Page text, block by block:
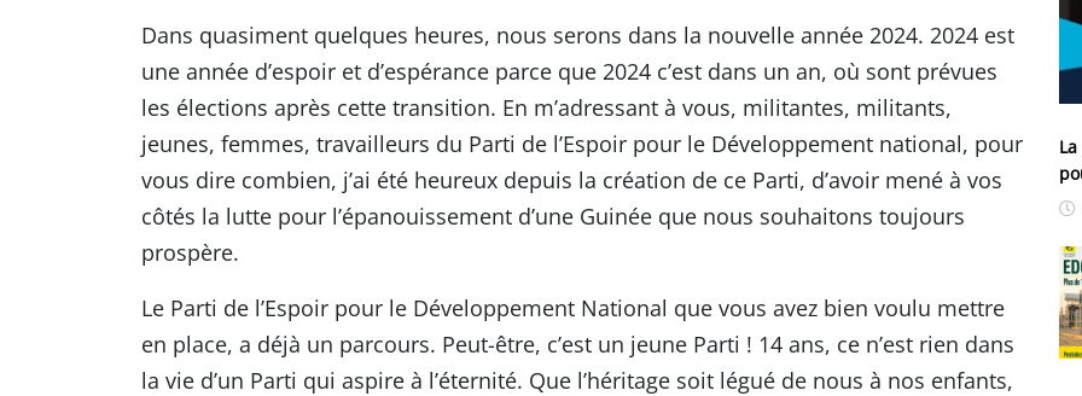
Dans quasiment quelques heures, nous serons dans la nouvelle année 2024. 2024 est
une année d’espoir et d’espérance parce que 2024 c’est dans un an, où sont prévues
les élections après cette transition. En m’adressant à vous, militantes, militants,
jeunes, femmes, travailleurs du Parti de l’Espoir pour le Développement national, pour
vous dire combien, j’ai été heureux depuis la création de ce Parti, d’avoir mené à vos
côtés la lutte pour l’épanouissement d’une Guinée que nous souhaitons toujours
prospère.
Le Parti de l’Espoir pour le Développement National que vous avez bien voulu mettre
en place, a déjà un parcours. Peut-être, c’est un jeune Parti ! 14 ans, ce n’est rien dans
la vie d’un Parti qui aspire à l’éternité. Que l’héritage soit légué de nous à nos enfants,